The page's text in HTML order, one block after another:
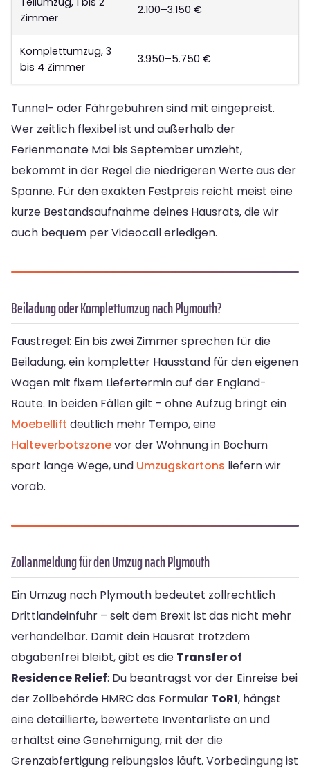
Zimmer
2.100–3.150 €
Komplettumzug, 3
bis 4 Zimmer
3.950–5.750 €
Tunnel- oder Fährgebühren sind mit eingepreist.
Wer zeitlich flexibel ist und außerhalb der
Ferienmonate Mai bis September umzieht,
bekommt in der Regel die niedrigeren Werte aus der
Spanne. Für den exakten Festpreis reicht meist eine
kurze Bestandsaufnahme deines Hausrats, die wir
auch bequem per Videocall erledigen.
Beiladung oder Komplettumzug nach Plymouth?
Faustregel: Ein bis zwei Zimmer sprechen für die
Beiladung, ein kompletter Hausstand für den eigenen
Wagen mit fixem Liefertermin auf der England-
Route. In beiden Fällen gilt – ohne Aufzug bringt ein
Moebellift deutlich mehr Tempo, eine
Halteverbotszonevor der Wohnung in Bochum
spart lange Wege, und Umzugskartons liefern wir
vorab.
Zollanmeldung für den Umzug nach Plymouth
Ein Umzug nach Plymouth bedeutet zollrechtlich
Drittlandeinfuhr – seit dem Brexit ist das nicht mehr
verhandelbar. Damit dein Hausrat trotzdem
abgabenfrei bleibt, gibt es die Transfer of
Residence Relief: Du beantragst vor der Einreise bei
der Zollbehörde HMRC das Formular ToR1, hängst
eine detaillierte, bewertete Inventarliste an und
erhältst eine Genehmigung, mit der die
Grenzabfertigung reibungslos läuft. Vorbedingung ist